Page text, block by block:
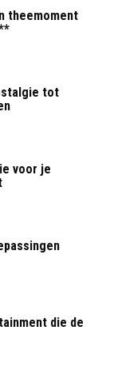
theemoment
tot
voor je
die de